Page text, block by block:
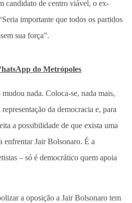
candidato de centro viável, o ex-
importante que todos os partidos
sua força”.
do Metrópoles
nada. Coloca-se, nada mais,
da democracia e, para
a possibilidade de que exista uma
enfrentar Jair Bolsonaro. É a
– só é democrático quem apoia
a oposição a Jair Bolsonaro tem